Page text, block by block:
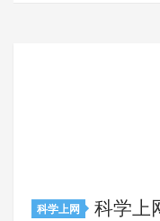
科学上网
科学上